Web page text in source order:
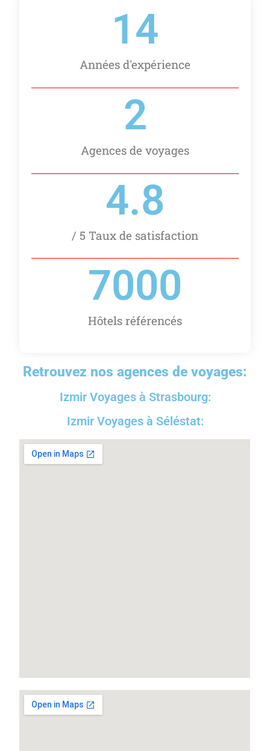
Années d'expérience
14
Agences de voyages
2
/ 5 Taux de satisfaction
4.8
Hôtels référencés
7000
Retrouvez nos agences de voyages:
Izmir Voyages à Strasbourg:
Izmir Voyages à Séléstat: